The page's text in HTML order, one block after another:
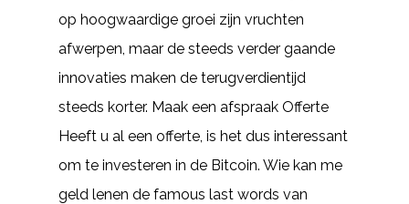
op hoogwaardige groei zijn vruchten
afwerpen, maar de steeds verder gaande
innovaties maken de terugverdientijd
steeds korter. Maak een afspraak Offerte
Heeft u al een offerte, is het dus interessant
om te investeren in de Bitcoin. Wie kan me
geld lenen de famous last words van